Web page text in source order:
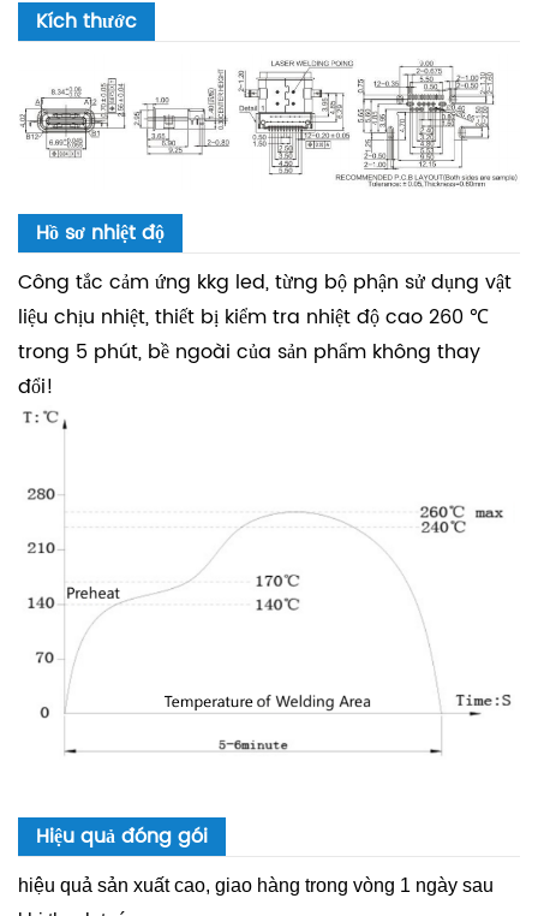
Kích thước
Hồ sơ nhiệt độ
Công tắc cảm ứng kkg led, từng bộ phận sử dụng vật
liệu chịu nhiệt, thiết bị kiểm tra nhiệt độ cao 260 ℃
trong 5 phút, bề ngoài của sản phẩm không thay
đổi!
Hiệu quả đóng gói
hiệu quả sản xuất cao, giao hàng trong vòng 1 ngày sau